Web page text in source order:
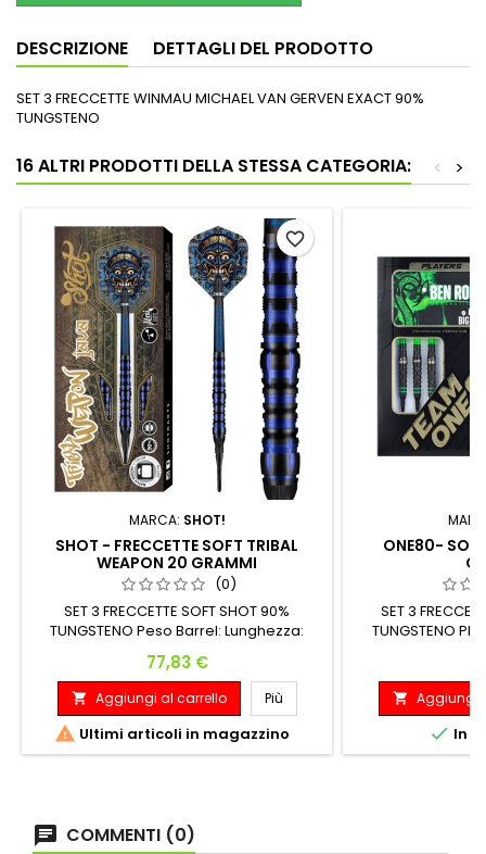
DESCRIZIONE DETTAGLI DEL PRODOTTO
SET 3 FRECCETTE WINMAU MICHAEL VAN GERVEN EXACT 90%
TUNGSTENO
16 ALTRI PRODOTTI DELLA STESSA CATEGORIA: >
<
MARCA: SHOT!
SHOT - FRECCETTE SOFT TRIBAL
WEAPON 20 GRAMMI
(0)
SET 3 FRECCETTE SOFT SHOT 90%
TUNGSTENO Peso Barrel: Lunghezza:
mm
Prezzo
77,83 €
 Aggiungi al carrello Più
 Ultimi articoli in magazzino
favorite_border
ONE80-
SET 3
TUNGSTENO
 Aggiungi
 In
COMMENTI (0)